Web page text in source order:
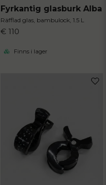
Fyrkantig glasburk Alba
Räfflad glas, bambulock, 1.5 L
€ 110
Finns i lager